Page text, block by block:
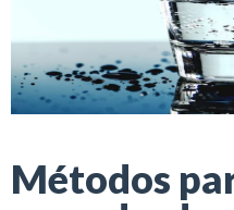
Métodos